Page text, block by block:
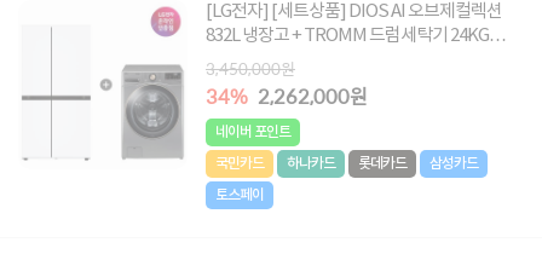
[LG전자] [세트상품] DIOS AI 오브제컬렉션
832L 냉장고 + TROMM 드럼세탁기 24KG
[S836MQQ012+F24VDLPR]
3,450,000원
34% 2,262,000원
네이버 포인트
국민카드
하나카드 롯데카드
삼성카드
토스페이